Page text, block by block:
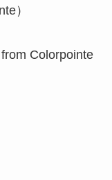
）
Colorpointe